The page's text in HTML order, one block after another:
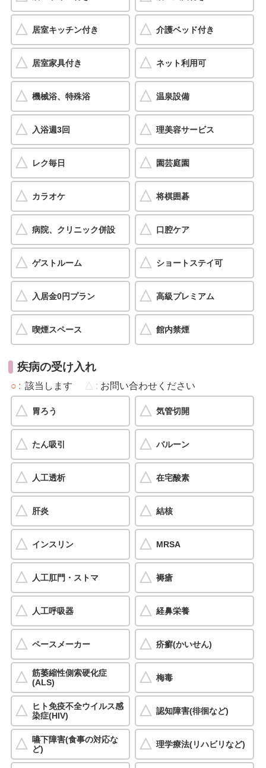
居室キッチン付き 介護ベッド付き
居室家具付き ネット利用可
機械浴、特殊浴 温泉設備
入浴週3回 理美容サービス
レク毎日 園芸庭園
カラオケ 将棋囲碁
病院、クリニック併設 口腔ケア
ゲストルーム ショートステイ可
入居金0円プラン 高級プレミアム
喫煙スペース 館内禁煙
疾病の受け入れ
○ 該当します △ お問い合わせください
胃ろう 気管切開
たん吸引 バルーン
人工透析 在宅酸素
肝炎 結核
インスリン MRSA
人工肛門・ストマ 褥瘡
人工呼吸器 経鼻栄養
ペースメーカー 疥癬(かいせん)
筋萎縮性側索硬化症
(ALS)
梅毒
ヒト免疫不全ウイルス感
染症(HIV)
認知障害(徘徊など)
嚥下障害(食事の対応な
ど)
理学療法(リハビリなど)